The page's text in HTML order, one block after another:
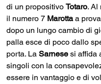
di un propositivo Totaro. Al
il numero 7 Marotta a
dopo un lungo cambio di
palla esce di poco dallo
porta. La Sarnese si affida
singoli con la
essere in vantaggio e di